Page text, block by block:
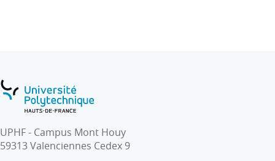
UPHF - Campus Mont Houy
59313 Valenciennes Cedex 9